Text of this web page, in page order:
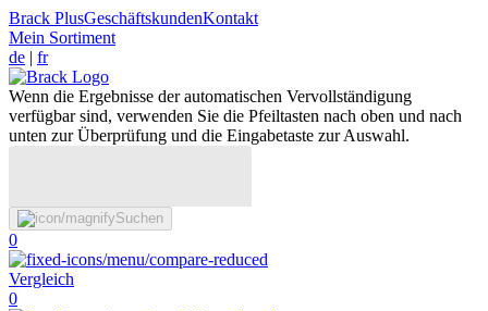
Brack PlusGeschäftskundenKontakt
Mein Sortiment
de | fr
Wenn die Ergebnisse der automatischen Vervollständigung
verfügbar sind, verwenden Sie die Pfeiltasten nach oben und nach
unten zur Überprüfung und die Eingabetaste zur Auswahl.
Suchen
0
Vergleich
0